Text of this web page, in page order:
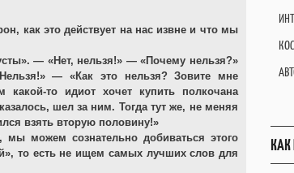
как это действует на нас извне и что мы
— «Нет, нельзя!» — «Почему нельзя?»
— «Как это нельзя? Зовите мне
какой-то идиот хочет купить полкочана
шел за ним. Тогда тут же, не меняя
взять вторую половину!»
можем сознательно добиваться этого
то есть не ищем самых лучших слов для
КАК